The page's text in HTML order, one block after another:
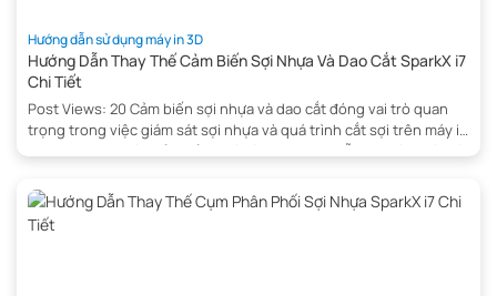
Hướng dẫn sử dụng máy in 3D
Hướng Dẫn Thay Thế Cảm Biến Sợi Nhựa Và Dao Cắt SparkX i7
Chi Tiết
Post Views: 20 Cảm biến sợi nhựa và dao cắt đóng vai trò quan
trọng trong việc giám sát sợi nhựa và quá trình cắt sợi trên máy in
3D SparkX i7 , giúp đảm bảo quá trình in được diễn ra chính xác và